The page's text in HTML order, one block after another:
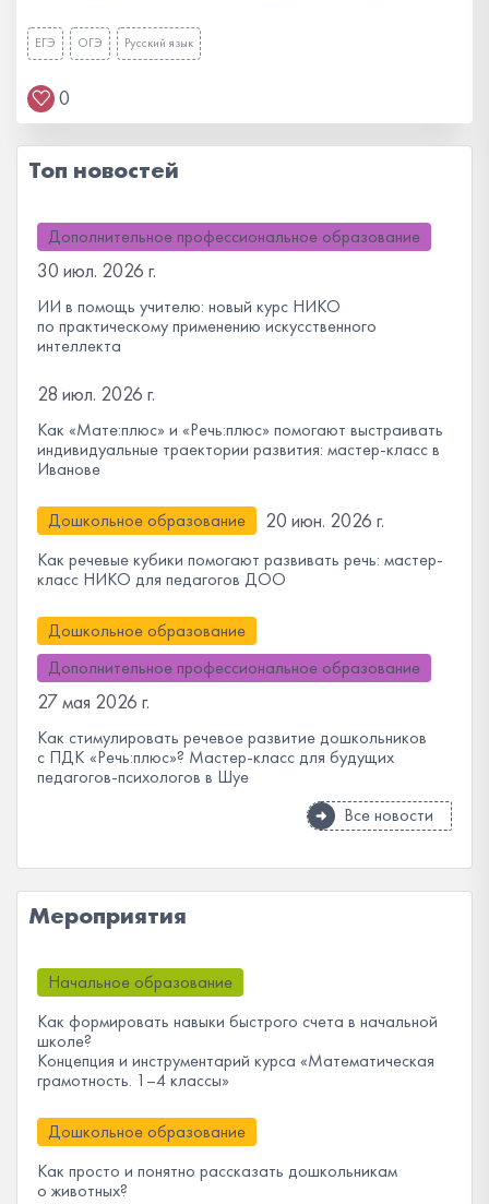
ЕГЭ ОГЭ Русский язык
0
Топ новостей
Дополнительное профессиональное образование
30 июл. 2026 г.
ИИ в помощь учителю: новый курс НИКО
по практическому применению искусственного
интеллекта
28 июл. 2026 г.
Как «Мате:плюс» и «Речь:плюс» помогают выстраивать
индивидуальные траектории развития: мастер-класс в
Иванове
Дошкольное образование 20 июн. 2026 г.
Как речевые кубики помогают развивать речь: мастер-
класс НИКО для педагогов ДОО
Дошкольное образование
Дополнительное профессиональное образование
27 мая 2026 г.
Как стимулировать речевое развитие дошкольников
с ПДК «Речь:плюс»? Мастер-класс для будущих
педагогов-психологов в Шуе
Все новости
Мероприятия
Начальное образование
Как формировать навыки быстрого счета в начальной
школе?
Концепция и инструментарий курса «Математическая
грамотность. 1–4 классы»
Дошкольное образование
Как просто и понятно рассказать дошкольникам
о животных?